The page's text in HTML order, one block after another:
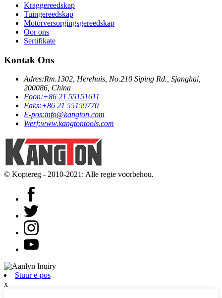
Kraggereedskap
Tuingereedskap
Motorversorgingsgereedskap
Oor ons
Sertifikate
Kontak Ons
Adres:Rm.1302, Herehuis, No.210 Siping Rd., Sjanghai,
200086, China
Foon:+86 21 55151611
Faks:+86 21 55159770
E-pos:info@kangton.com
Werf:www.kangtontools.com
© Kopiereg - 2010-2021: Alle regte voorbehou.
Stuur e-pos
x